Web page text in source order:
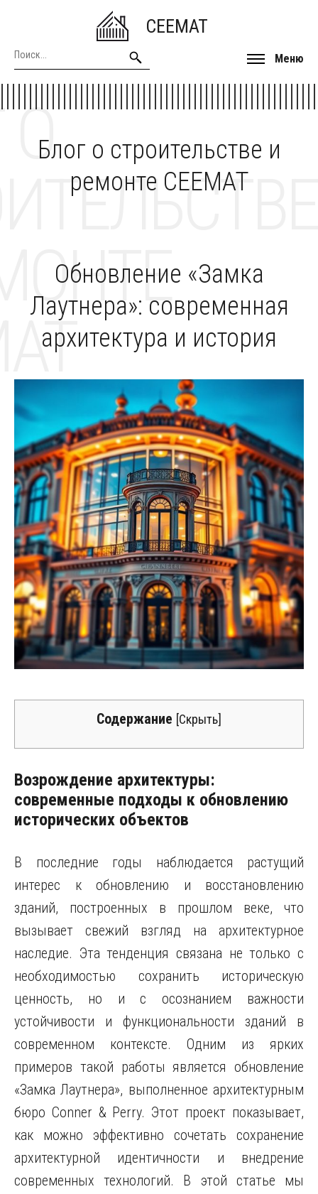
CEEMAT
Меню
Блог о строительстве и
ремонте CEEMAT
О
Обновление «Замка
Лаутнера»: современная
архитектура и история
Содержание [Скрыть]
Возрождение архитектуры:
современные подходы к обновлению
исторических объектов
В последние годы наблюдается растущий
интерес к обновлению и восстановлению
зданий, построенных в прошлом веке, что
вызывает свежий взгляд на архитектурное
наследие. Эта тенденция связана не только с
необходимостью сохранить историческую
ценность, но и с осознанием важности
устойчивости и функциональности зданий в
современном контексте. Одним из ярких
примеров такой работы является обновление
«Замка Лаутнера», выполненное архитектурным
бюро Conner & Perry. Этот проект показывает,
как можно эффективно сочетать сохранение
архитектурной идентичности и внедрение
современных технологий. В этой статье мы